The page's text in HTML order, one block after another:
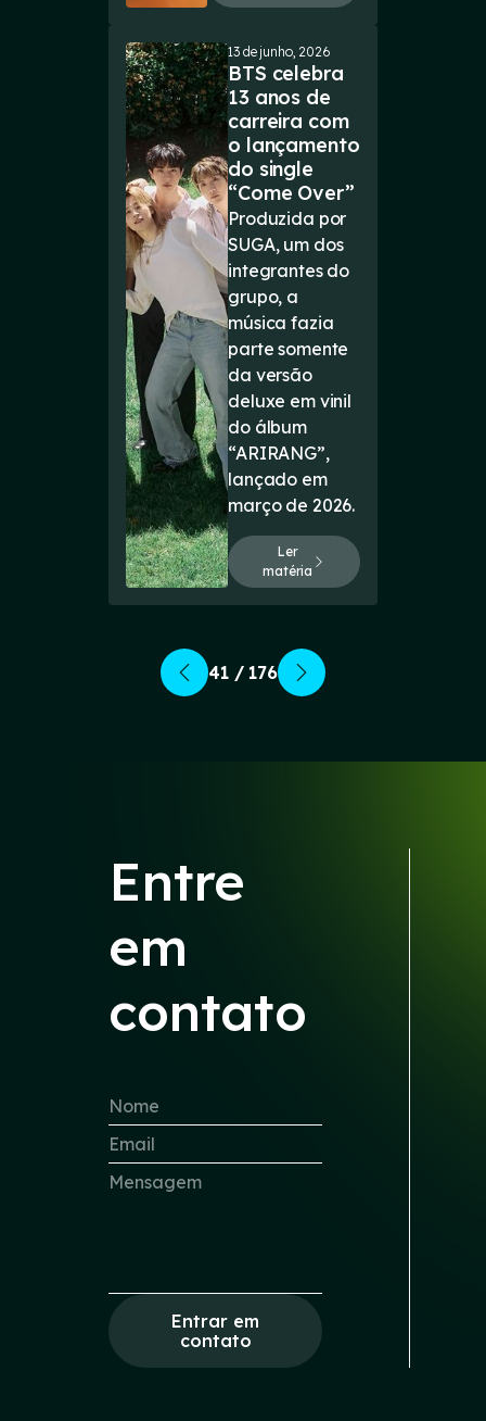
13 de junho, 2026
BTS celebra
13 anos de
carreira com
o lançamento
do single
“Come Over”
Produzida por
SUGA, um dos
integrantes do
grupo, a
música fazia
parte somente
da versão
deluxe em vinil
do álbum
“ARIRANG”,
lançado em
março de 2026.
Ler
matéria
41 / 176
Entre
em
contato
Entrar em
contato